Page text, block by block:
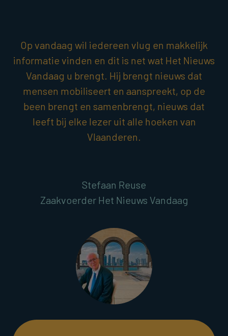
Op vandaag wil iedereen vlug en makkelijk
informatie vinden en dit is net wat Het Nieuws
Vandaag u brengt. Hij brengt nieuws dat
mensen mobiliseert en aanspreekt, op de
been brengt en samenbrengt, nieuws dat
leeft bij elke lezer uit alle hoeken van
Vlaanderen.
Stefaan Reuse
Zaakvoerder Het Nieuws Vandaag